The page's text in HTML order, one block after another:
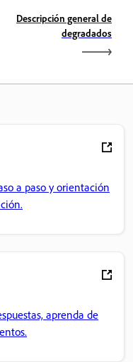
Descripción general de
degradados
a paso y orientación
aprenda de